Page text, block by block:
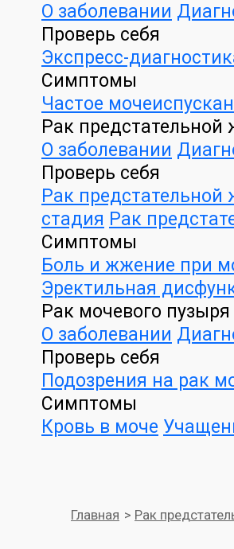
О заболевании
Проверь себя
Экспресс-
Симптомы
Частое
Рак предстательной
О заболевании
Проверь себя
Рак предстательной
стадия Рак
Симптомы
Боль и жжение при
Эректильная
Рак мочевого пузыря
О заболевании
Проверь себя
Подозрения на рак
Симптомы
Кровь в моче
Главная > Рак